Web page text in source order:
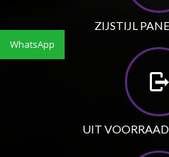
ZIJSTIJL
UIT
WhatsApp